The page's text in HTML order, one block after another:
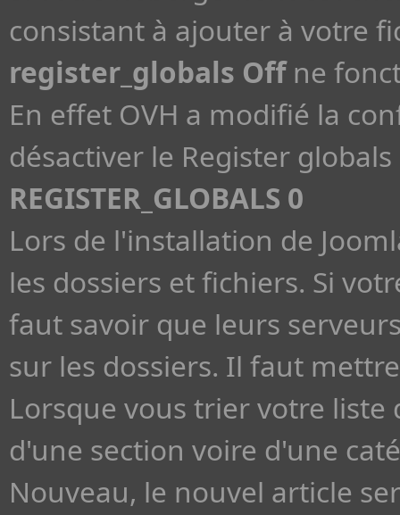
consistant à ajouter à votre
register_globals Offne
En effet OVH a modifié la
désactiver le Register
REGISTER_GLOBALS 0
Lors de l'installation de
les dossiers et fichiers. Si
faut savoir que leurs
sur les dossiers. Il faut
Lorsque vous trier votre
d'une section voire d'une
Nouveau, le nouvel article